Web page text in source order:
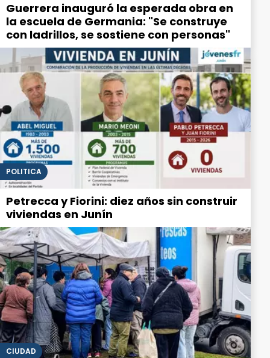
Guerrera inauguró la esperada obra en
la escuela de Germania: "Se construye
con ladrillos, se sostiene con personas"
POLITICA
Petrecca y Fiorini: diez años sin construir
viviendas en Junín
CIUDAD